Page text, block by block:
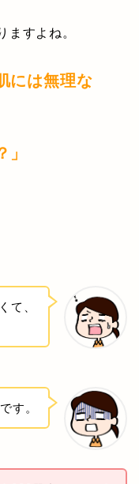
ますよね。
には無理な
」
て、
す。